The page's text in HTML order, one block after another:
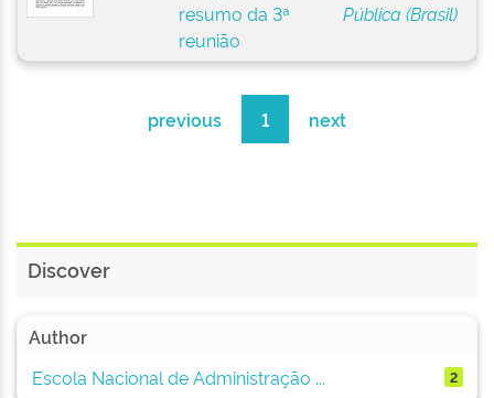
resumo da 3ª
reunião
Pública (Brasil)
previous 1 next
Discover
Author
Escola Nacional de Administração ...
2